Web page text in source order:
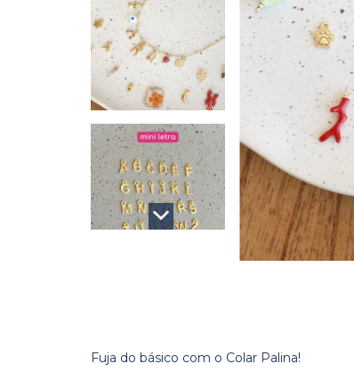
Fuja do básico com o Colar Palina!